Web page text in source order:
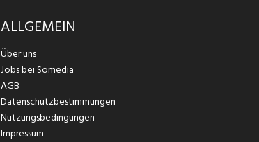
ALLGEMEIN
Über uns
Jobs bei Somedia
AGB
Datenschutzbestimmungen
Nutzungsbedingungen
Impressum